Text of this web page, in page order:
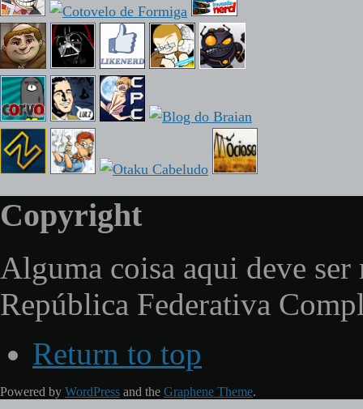
Copyright
Alguma coisa aqui deve ser
República Federativa
Return to top
Powered by WordPress and the Graphene Theme.